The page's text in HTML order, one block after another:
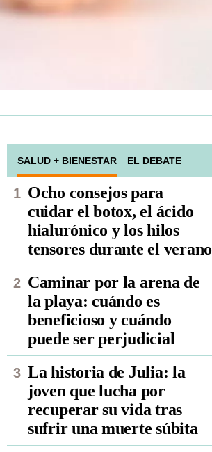
SALUD + BIENESTAR EL DEBATE
Ocho consejos para
cuidar el botox, el ácido
hialurónico y los hilos
tensores durante el verano
Caminar por la arena de
la playa: cuándo es
beneficioso y cuándo
puede ser perjudicial
La historia de Julia: la
joven que lucha por
recuperar su vida tras
sufrir una muerte súbita